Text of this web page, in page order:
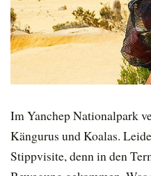
Im Yanchep Nationalpark
Kängurus und Koalas.
Stippvisite, denn in den